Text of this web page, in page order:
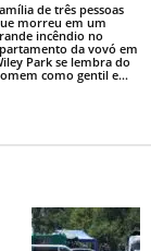
de três pessoas
morreu em um
incêndio no
da vovó em
Park se lembra do
como gentil e...